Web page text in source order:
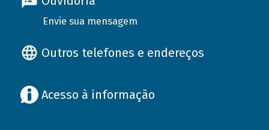
Envie sua mensagem
Outros telefones e endereços
Acesso à informação